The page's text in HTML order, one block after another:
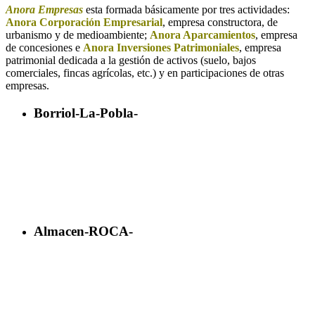
Anora Empresas esta formada básicamente por tres actividades:
Anora Corporación Empresarial, empresa constructora, de
urbanismo y de medioambiente; Anora Aparcamientos, empresa
de concesiones e Anora Inversiones Patrimoniales, empresa
patrimonial dedicada a la gestión de activos (suelo, bajos
comerciales, fincas agrícolas, etc.) y en participaciones de otras
empresas.
Borriol-La-Pobla-
Almacen-ROCA-